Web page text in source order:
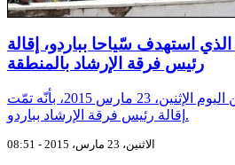
الذي استهدف سّياحا بباردو، إقالة
رئيس فرقة الإرشاد بالمنطقة
أفادت الشروق أون لاين اليوم الإثنين، 23 مارس 2015، بأنّه تمّت
إقالة رئيس فرقة الإرشاد بباردو.
الاثنين، 23 مارس، 2015 - 08:51